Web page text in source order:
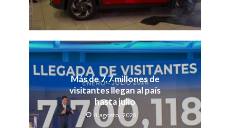
Más de 7,7 millones de
visitantes llegan al país
hasta julio
4 agosto, 2026